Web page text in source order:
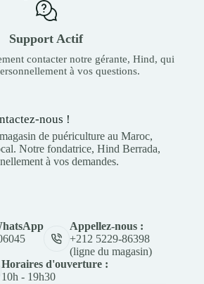
Support Actif
contacter notre gérante, Hind, qui
à vos questions.
nous !
de puériculture au Maroc,
Notre fondatrice, Hind Berrada,
à vos demandes.
Appellez-nous :
+212 5229-86398
(ligne du magasin)
Horaires d'ouverture :
10h - 19h30